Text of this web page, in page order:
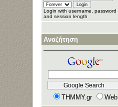
Login with username, password
and session length
Αναζήτηση
THMMY.gr
Web